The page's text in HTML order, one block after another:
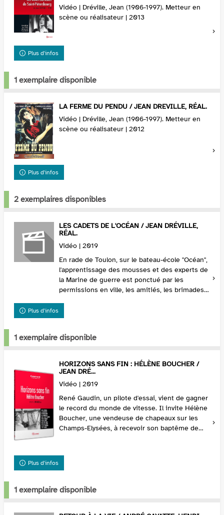
Vidéo | Dréville, Jean (1906-1997). Metteur en
scène ou réalisateur | 2013
Plus d'infos
1 exemplaire disponible
LA FERME DU PENDU / JEAN DREVILLE, RÉAL.
Vidéo | Dréville, Jean (1906-1997). Metteur en
scène ou réalisateur | 2012
Plus d'infos
2 exemplaires disponibles
LES CADETS DE L'OCÉAN / JEAN DRÉVILLE,
RÉAL.
Vidéo | 2019
En rade de Toulon, sur le bateau-école "Océan",
l'apprentissage des mousses et des experts de
la Marine de guerre est ponctué par les
permissions en ville, les amitiés, les brimades,
Plus d'infos
1 exemplaire disponible
HORIZONS SANS FIN : HÉLÈNE BOUCHER /
JEAN DRÉ...
Vidéo | 2019
René Gaudin, un pilote d'essai, vient de gagner
le record du monde de vitesse. Il invite Hélène
Boucher, une vendeuse de chapeaux sur les
Champs-Elysées, à recevoir son baptême de
Plus d'infos
1 exemplaire disponible